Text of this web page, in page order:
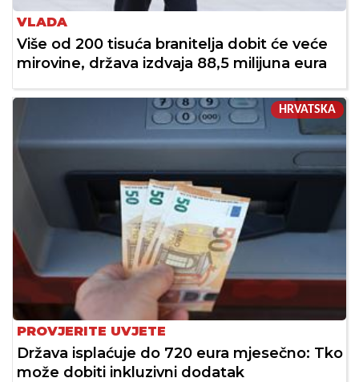
VLADA
Više od 200 tisuća branitelja dobit će veće
mirovine, država izdvaja 88,5 milijuna eura
HRVATSKA
PROVJERITE UVJETE
Država isplaćuje do 720 eura mjesečno: Tko
može dobiti inkluzivni dodatak